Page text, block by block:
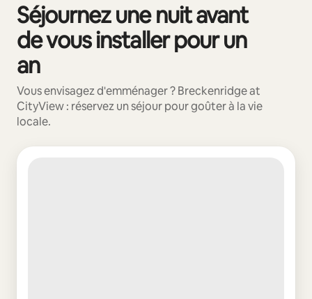
Séjournez une nuit avant
de vous installer pour un
an
Vous envisagez d'emménager ? Breckenridge at
CityView : réservez un séjour pour goûter à la vie
locale.
0 sur 0 élément visible